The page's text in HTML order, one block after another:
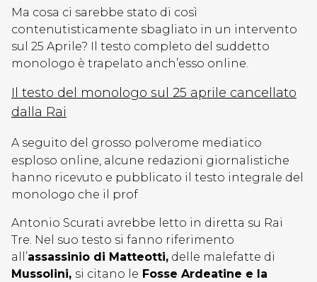
Ma cosa ci sarebbe stato di così
contenutisticamente sbagliato in un intervento
sul 25 Aprile? Il testo completo del suddetto
monologo è trapelato anch’esso online.
Il testo del monologo sul 25 aprile cancellato
dalla Rai
A seguito del grosso polverome mediatico
esploso online, alcune redazioni giornalistiche
hanno ricevuto e pubblicato il testo integrale del
monologo che il prof
Antonio Scurati avrebbe letto in diretta su Rai
Tre. Nel suo testo si fanno riferimento
all’assassinio di Matteotti, delle malefatte di
Mussolini, si citano le Fosse Ardeatine e la